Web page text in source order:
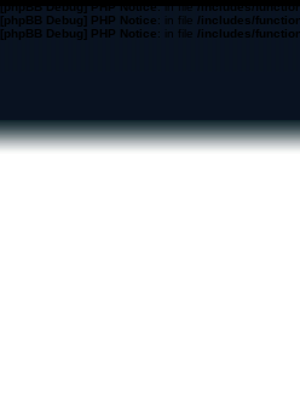
[phpBB Debug] PHP Notice: in file/includes/
[phpBB Debug] PHP Notice: in file /includes/
[phpBB Debug] PHP Notice: in file /includes/